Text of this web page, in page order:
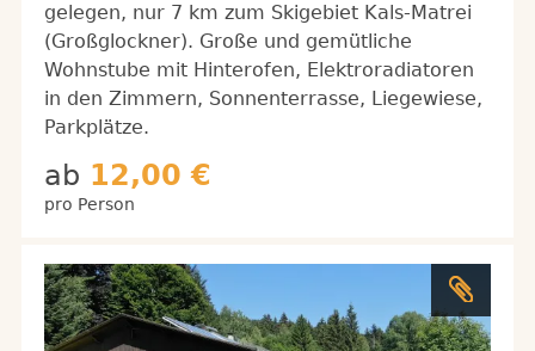
gelegen, nur 7 km zum Skigebiet Kals-Matrei
(Großglockner). Große und gemütliche
Wohnstube mit Hinterofen, Elektroradiatoren
in den Zimmern, Sonnenterrasse, Liegewiese,
Parkplätze.
ab 12,00 €
pro Person